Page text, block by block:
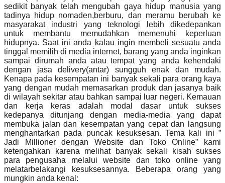
sedikit banyak telah mengubah gaya hidup manusia yang
tadinya hidup nomaden,berburu, dan meramu berubah ke
masyarakat industri yang teknologi lebih dikedepankan
untuk membantu memudahkan memenuhi keperluan
hidupnya. Saat ini anda kalau ingin membeli sesuatu anda
tinggal memilih di media internet, barang yang anda inginkan
sampai dirumah anda atau tempat yang anda kehendaki
dengan jasa delivery(antar) sungguh enak dan mudah.
Kenapa pada kesempatan ini banyak sekali para orang kaya
yang dengan mudah memasarkan produk dan jasanya baik
di wilayah sekitar atau bahkan sampai luar negeri. Kemauan
dan kerja keras adalah modal dasar untuk sukses
kedepanya ditunjang dengan media-media yang dapat
membuka jalan dan kesempatan yang cepat dan langsung
menghantarkan pada puncak kesuksesan. Tema kali ini ”
Jadi Millioner dengan Website dan Toko Online” kami
ketengahkan karena melihat banyak sekali kisah sukses
para pengusaha melalui website dan toko online yang
melatarbelakangi kesuksesannya. Beberapa orang yang
mungkin anda kenal: